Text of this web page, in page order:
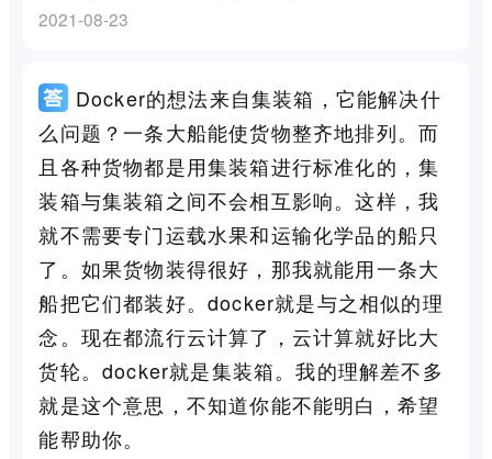
2021-08-23
Docker的想法来自集装箱，它能解决什
么问题？一条大船能使货物整齐地排列。而
且各种货物都是用集装箱进行标准化的，集
装箱与集装箱之间不会相互影响。这样，我
就不需要专门运载水果和运输化学品的船只
了。如果货物装得很好，那我就能用一条大
船把它们都装好。docker就是与之相似的理
念。现在都流行云计算了，云计算就好比大
货轮。docker就是集装箱。我的理解差不多
就是这个意思，不知道你能不能明白，希望
能帮助你。